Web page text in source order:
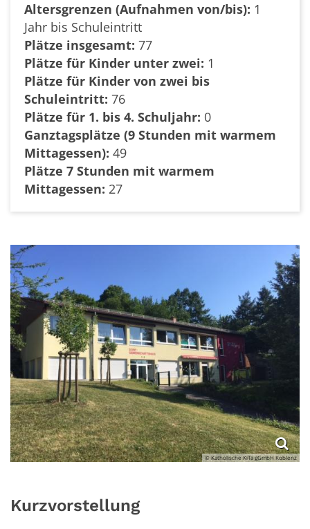
© Katholische KiTa gGmbH Koblenz
Kurzvorstellung
Altersgrenzen (Aufnahmen von/bis): 1
Jahr bis Schuleintritt
Plätze insgesamt: 77
Plätze für Kinder unter zwei: 1
Plätze für Kinder von zwei bis
Schuleintritt: 76
Plätze für 1. bis 4. Schuljahr: 0
Ganztagsplätze (9 Stunden mit warmem
Mittagessen): 49
Plätze 7 Stunden mit warmem
Mittagessen: 27